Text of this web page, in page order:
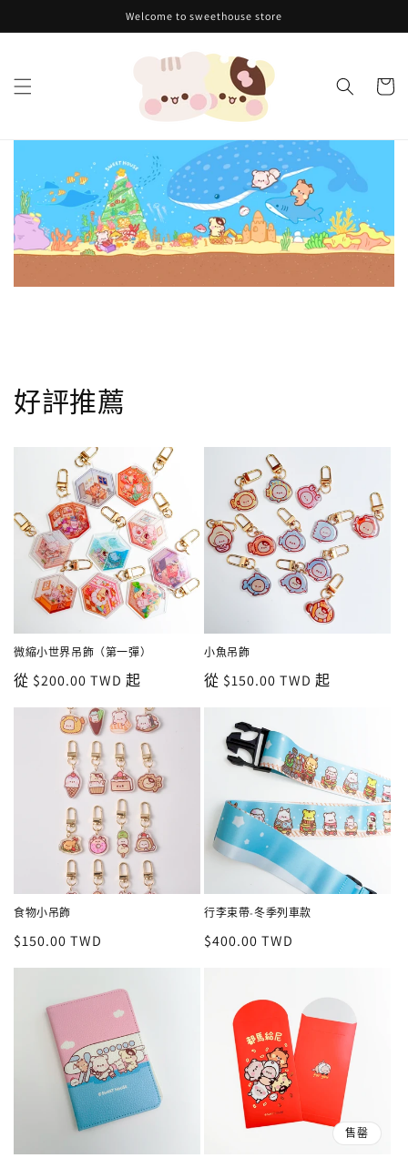
Welcome to sweethouse store
物
好評推薦
微縮小世界吊飾（第一彈）
定
從 $200.00 TWD 起
小魚吊飾
定
從 $150.00 TWD 起
食物小吊飾
定
$150.00 TWD
行李束帶-冬季列車款
定
$400.00 TWD
售罄